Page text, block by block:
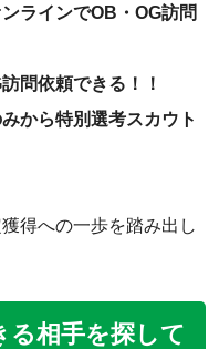
ラインでOB・OG訪問
問依頼できる！！
から特別選考スカウト
得への一歩を踏み出し
る相手を探して